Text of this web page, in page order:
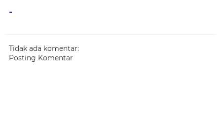
-
Tidak ada komentar:
Posting Komentar